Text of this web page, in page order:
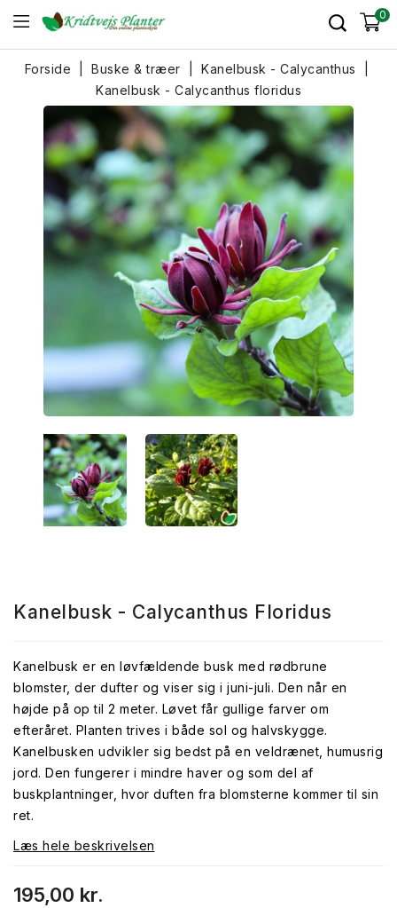
0
Forside Buske & træer
Kanelbusk - Calycanthus
Kanelbusk - Calycanthus floridus
Kanelbusk - Calycanthus Floridus
Kanelbusk er en løvfældende busk med rødbrune
blomster, der dufter og viser sig i juni-juli. Den når en
højde på op til 2 meter. Løvet får gullige farver om
efteråret. Planten trives i både sol og halvskygge.
Kanelbusken udvikler sig bedst på en veldrænet, humusrig
jord. Den fungerer i mindre haver og som del af
buskplantninger, hvor duften fra blomsterne kommer til sin
ret.
Læs hele beskrivelsen
195,00 kr.